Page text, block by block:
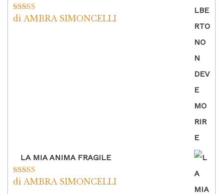
Valutato5su
di AMBRA SIMONCELLI
LA MIA ANIMA FRAGILE
Valutato5su
di AMBRA SIMONCELLI